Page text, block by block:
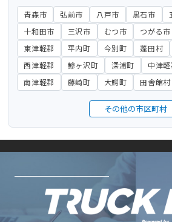
青森市 弘前市 八戸市 黒石市
十和田市
三沢市 むつ市 つがる市
東津軽郡
平内町 今別町 蓬田村
西津軽郡
鰺ヶ沢町 深浦町 中津軽
南津軽郡
藤崎町 大鰐町 田舎館村
その他の市区町村